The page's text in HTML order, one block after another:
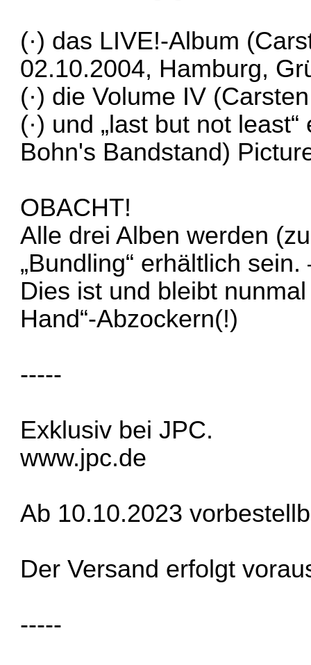
(·) das LIVE!-Album
02.10.2004, Hamburg,
(·) die Volume IV
(·) und „last but not
Bohn's Bandstand)
OBACHT!
Alle drei Alben werden
„Bundling“ erhältlich sein.
Dies ist und bleibt
Hand“-Abzockern(!)
-----
Exklusiv bei JPC.
www.jpc.de
Ab 10.10.2023
Der Versand erfolgt
-----